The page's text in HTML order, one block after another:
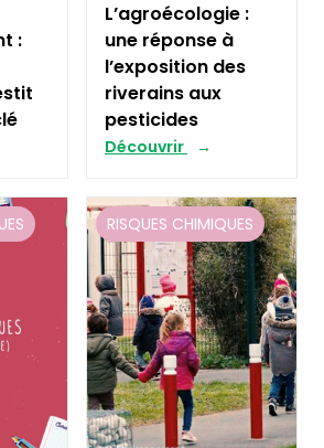
:
L’agroécologie :
une réponse à
l’exposition des
riverains aux
pesticides
Découvrir
RISQUES CHIMIQUES